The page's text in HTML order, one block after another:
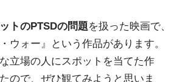
トのPTSDの問題を扱った映画で、
ウォー』という作品があります。
立場の人にスポットを当てた作
ので、ぜひ観てみようと思いま